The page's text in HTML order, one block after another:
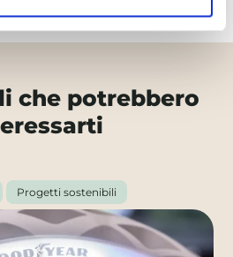
che potrebbero
Progetti sostenibili